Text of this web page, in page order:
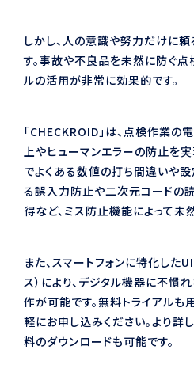
しかし、人の意識や努力だけに
す。事故や不良品を未然に防ぐ点
ルの活用が非常に効果的です。
「CHECKROID」は、点検作業の
上やヒューマンエラーの防止を
でよくある数値の打ち間違いや設
る誤入力防止や二次元コードの
得など、ミス防止機能によって未
また、スマートフォンに特化した
ス）により、デジタル機器に不
作が可能です。無料トライアルも
軽にお申し込みください。より詳
料のダウンロードも可能です。